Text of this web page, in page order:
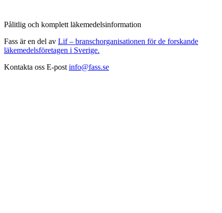
Pålitlig och komplett läkemedelsinformation
Fass är en del av Lif – branschorganisationen för de forskande
läkemedelsföretagen i Sverige.
Kontakta oss E-post info@fass.se